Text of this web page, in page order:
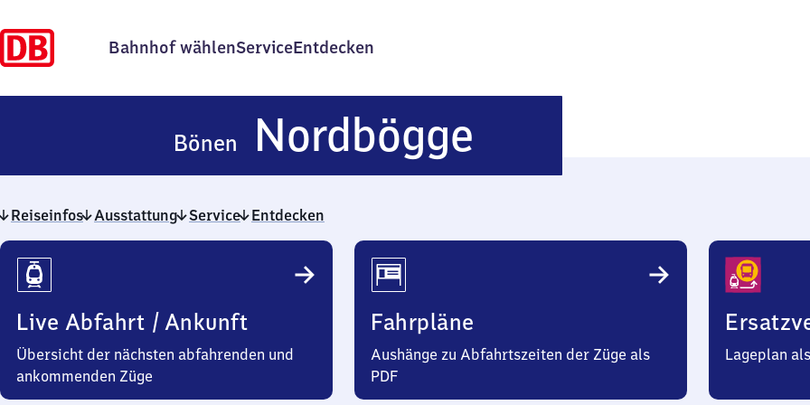
Bahnhof wählenServiceEntdecken
Bönen Nordbögge
Nordbögge
Reiseinfos Ausstattung Service Entdecken
Reiseinfos
Live Abfahrt / Ankunft
Übersicht der nächsten abfahrenden und
ankommenden Züge
Fahrpläne
Aushänge zu Abfahrtszeiten der Züge als
PDF
Lageplan